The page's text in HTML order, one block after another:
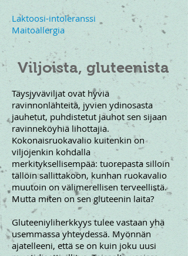
Laktoosi-intoleranssi
Maitoallergia
Viljoista, gluteenista
Täysjyväviljat ovat hyviä
ravinnonlähteitä, jyvien ydinosasta
jauhetut, puhdistetut jauhot sen sijaan
ravinneköyhiä lihottajia.
Kokonaisruokavalio kuitenkin on
viljojenkin kohdalla
merkityksellisempää: tuorepasta silloin
tällöin sallittakoon, kunhan ruokavalio
muutoin on välimerellisen terveellistä.
Mutta miten on sen gluteenin laita?
Gluteeniyliherkkyys tulee vastaan yhä
usemmassa yhteydessä. Myönnän
ajatelleeni, että se on kuin joku uusi